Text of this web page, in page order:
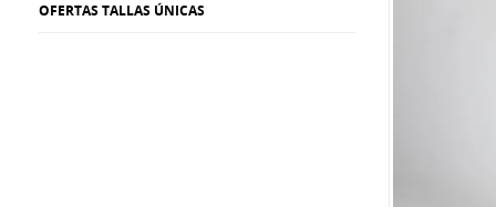
OFERTAS TALLAS ÚNICAS